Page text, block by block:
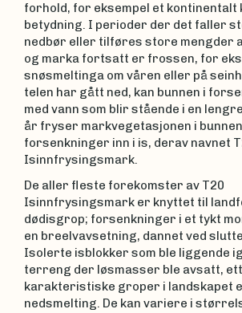
forhold, for eksempel et kontinentalt
betydning. I perioder der det faller
nedbør eller tilføres store mengder
og marka fortsatt er frossen, for
snøsmeltinga om våren eller på
telen har gått ned, kan bunnen i
med vann som blir stående i en
år fryser markvegetasjonen i
forsenkninger inn i is, derav navnet
Isinnfrysingsmark.
De aller fleste forekomster av T20
Isinnfrysingsmark er knyttet til
dødisgrop; forsenkninger i et tykt
en breelvavsetning, dannet ved
Isolerte isblokker som ble liggende
terreng der løsmasser ble avsatt,
karakteristiske groper i landskapet
nedsmelting. De kan variere i